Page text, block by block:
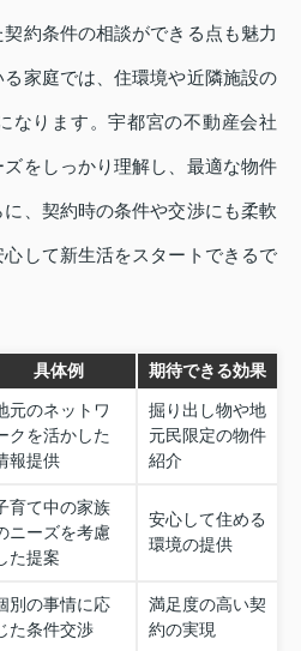
約条件の相談ができる点も魅力
家庭では、住環境や近隣施設の
なります。宇都宮の不動産会社
をしっかり理解し、最適な物件
、契約時の条件や交渉にも柔軟
して新生活をスタートできるで
具体例 期待できる効果
元のネットワ
クを活かした
報提供
掘り出し物や地
元民限定の物件
紹介
育て中の家族
ニーズを考慮
た提案
安心して住める
環境の提供
別の事情に応
た条件交渉
満足度の高い契
約の実現